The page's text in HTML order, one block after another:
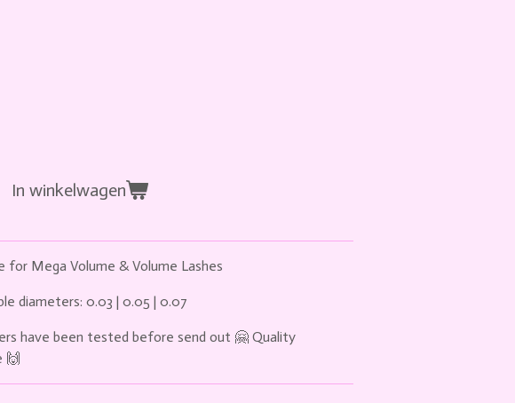
In winkelwagen
for Mega Volume & Volume Lashes
diameters: 0.03 | 0.05 | 0.07
have been tested before send out 🤗 Quality
🙌